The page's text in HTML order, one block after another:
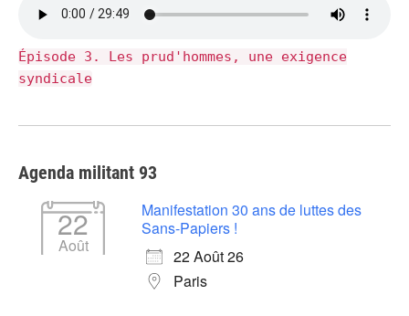
Épisode 3. Les prud'hommes, une exigence
syndicale
Agenda militant 93
22
Août
Manifestation 30 ans de luttes des
Sans-Papiers !
22 Août 26
Paris